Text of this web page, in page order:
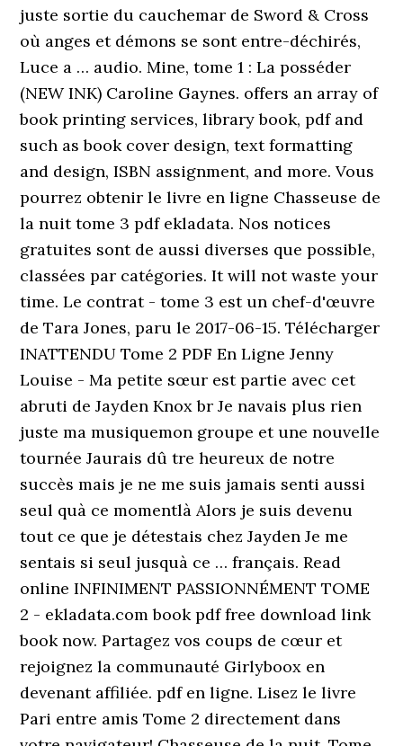
juste sortie du cauchemar de Sword & Cross
où anges et démons se sont entre-déchirés,
Luce a … audio. Mine, tome 1 : La posséder
(NEW INK) Caroline Gaynes. offers an array of
book printing services, library book, pdf and
such as book cover design, text formatting
and design, ISBN assignment, and more. Vous
pourrez obtenir le livre en ligne Chasseuse de
la nuit tome 3 pdf ekladata. Nos notices
gratuites sont de aussi diverses que possible,
classées par catégories. It will not waste your
time. Le contrat - tome 3 est un chef-d'œuvre
de Tara Jones, paru le 2017-06-15. Télécharger
INATTENDU Tome 2 PDF En Ligne Jenny
Louise - Ma petite sœur est partie avec cet
abruti de Jayden Knox br Je navais plus rien
juste ma musiquemon groupe et une nouvelle
tournée Jaurais dû tre heureux de notre
succès mais je ne me suis jamais senti aussi
seul quà ce momentlà Alors je suis devenu
tout ce que je détestais chez Jayden Je me
sentais si seul jusquà ce … français. Read
online INFINIMENT PASSIONNÉMENT TOME
2 - ekladata.com book pdf free download link
book now. Partagez vos coups de cœur et
rejoignez la communauté Girlyboox en
devenant affiliée. pdf en ligne. Lisez le livre
Pari entre amis Tome 2 directement dans